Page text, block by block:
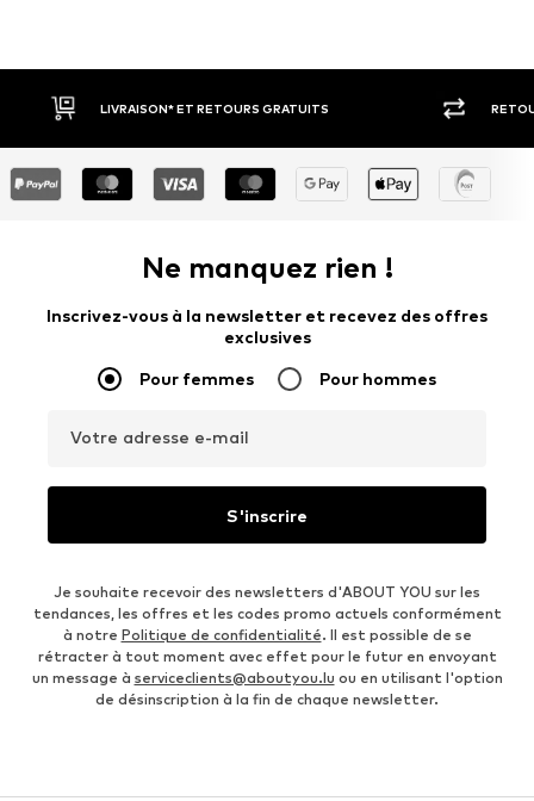
RETOUR SOUS 30 JOURS LARGE
Ne manquez rien !
Inscrivez-vous à la newsletter et recevez des offres
exclusives
Pour femmes Pour hommes
Votre adresse e-mail
S'inscrire
Je souhaite recevoir des newsletters d'ABOUT YOU sur les
tendances, les offres et les codes promo actuels conformément
à notre Politique de confidentialité. Il est possible de se
rétracter à tout moment avec effet pour le futur en envoyant
un message à serviceclients@aboutyou.lu ou en utilisant l'option
de désinscription à la fin de chaque newsletter.